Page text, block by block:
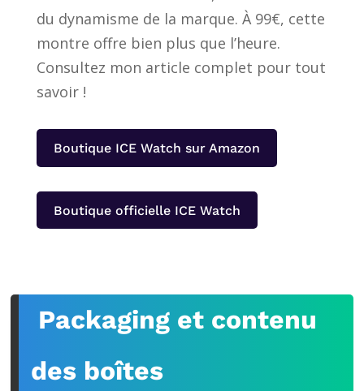
du dynamisme de la marque. À 99€, cette
montre offre bien plus que l’heure.
Consultez mon article complet pour tout
savoir !
Boutique ICE Watch sur Amazon
Boutique officielle ICE Watch
Packaging et contenu
des boîtes